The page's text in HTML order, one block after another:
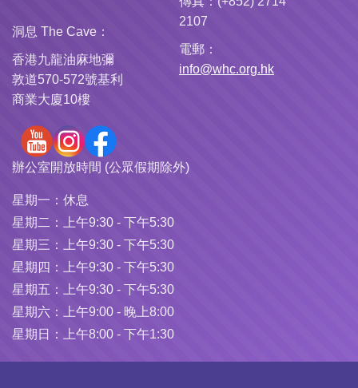
洞息 The Cave：
香港九龍油麻地彌
敦道570-572號基利
商業大廈10樓
2107
電郵：
info@whc.org.hk
辦公室開放時間 (公眾假期除外)
星期一： 休息
星期二：
上午9:30 - 下午5:30
星期三：
上午9:30 - 下午5:30
星期四：
上午9:30 - 下午5:30
星期五：
上午9:30 - 下午5:30
星期六：
上午9:00 - 晚上8:00
星期日：
上午8:00 - 下午1:30